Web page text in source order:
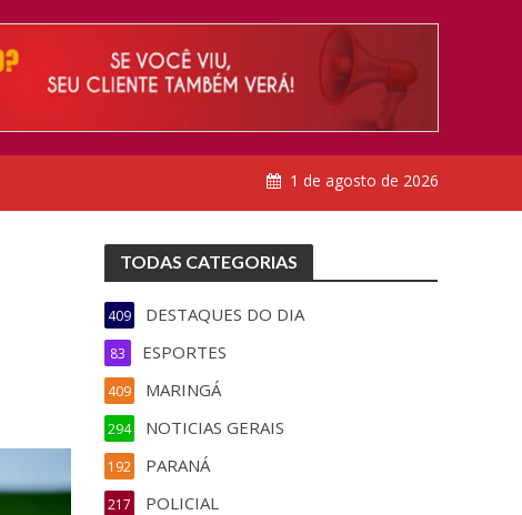
1 de agosto de 2026
TODAS CATEGORIAS
DESTAQUES DO DIA
409
ESPORTES
83
MARINGÁ
409
NOTICIAS GERAIS
294
PARANÁ
192
POLICIAL
217